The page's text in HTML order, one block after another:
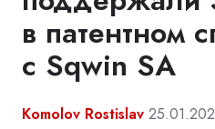
в патентном
с Sqwin SA
Komolov Rostislav